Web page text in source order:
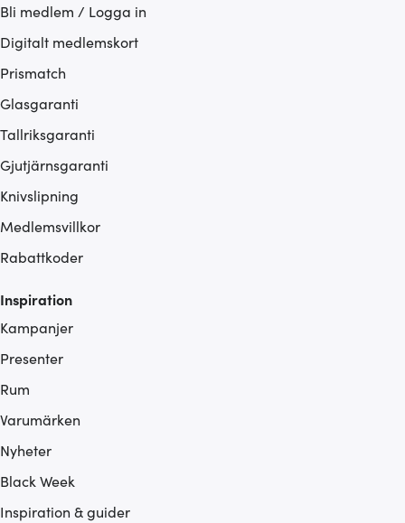
Bli medlem / Logga in
Digitalt medlemskort
Prismatch
Glasgaranti
Tallriksgaranti
Gjutjärnsgaranti
Knivslipning
Medlemsvillkor
Rabattkoder
Inspiration
Kampanjer
Presenter
Rum
Varumärken
Nyheter
Black Week
Inspiration & guider